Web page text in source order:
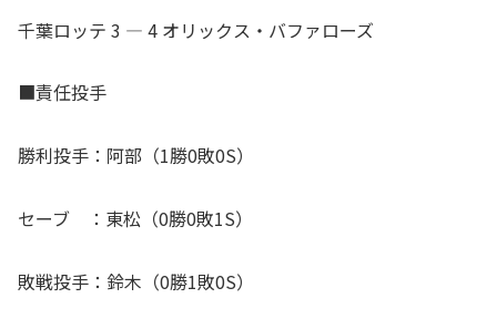
千葉ロッテ 3 ― 4 オリックス・バファローズ
■責任投手
勝利投手：阿部（1勝0敗0S）
セーブ ：東松（0勝0敗1S）
敗戦投手：鈴木（0勝1敗0S）